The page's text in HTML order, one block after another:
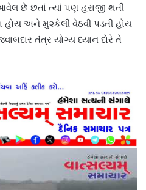
આવેલ છે છતાં ત્યાં પણ હરાજી થતી
અને મુશ્કેલી વેઠવી પડતી હોય
તંત્ર યોગ્ય ધ્યાન દોરે તે